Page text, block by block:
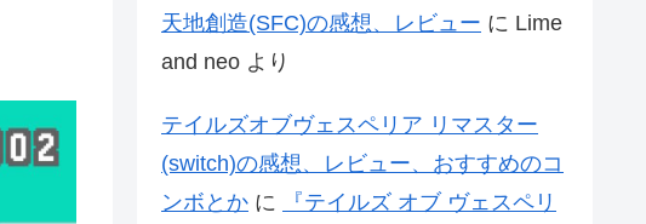
天地創造(SFC)の感想、レビュー に Lime
and neo より
テイルズオブヴェスペリア リマスター
(switch)の感想、レビュー、おすすめのコ
ンボとか に
『テイルズ オブ ヴェスペリ